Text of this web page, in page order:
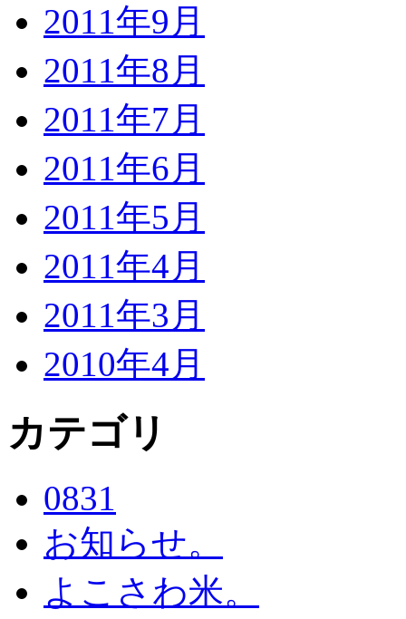
2011年9月
2011年8月
2011年7月
2011年6月
2011年5月
2011年4月
2011年3月
2010年4月
カテゴリ
0831
お知らせ。
よこさわ米。